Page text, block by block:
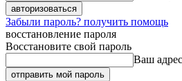
Забыли пароль? получить помощь
восстановление пароля
Восстановите свой пароль
Ваш